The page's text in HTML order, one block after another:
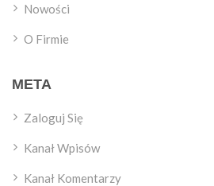
Nowości
O Firmie
META
Zaloguj Się
Kanał Wpisów
Kanał Komentarzy